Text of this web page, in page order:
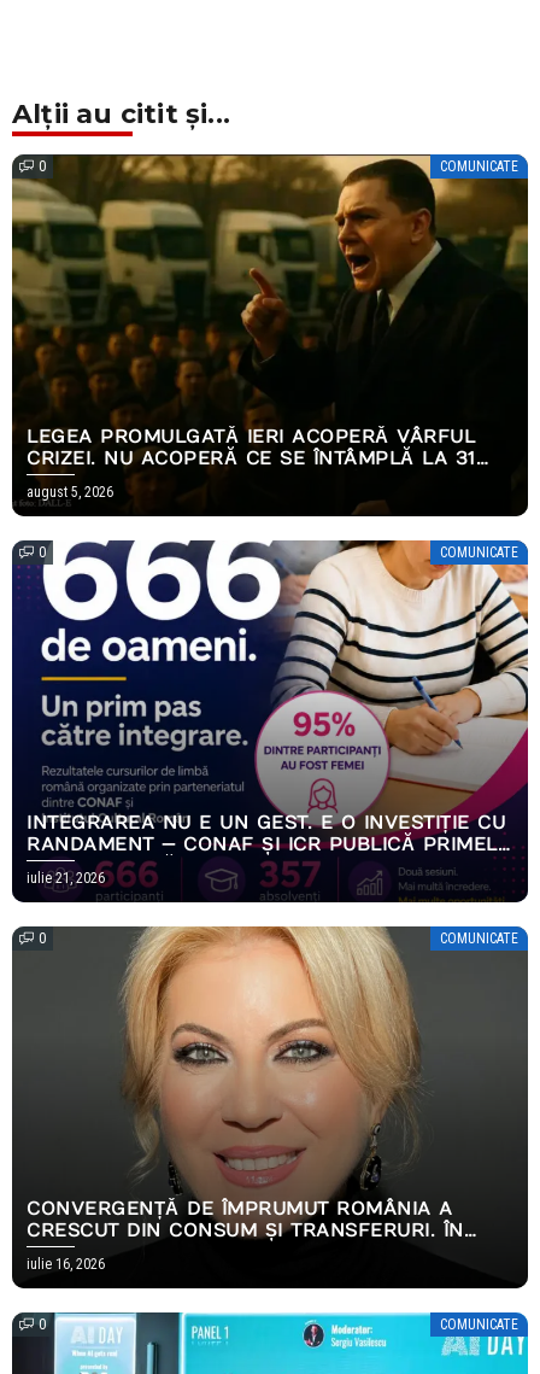
Alții au citit și...
0 COMUNICATE
LEGEA PROMULGATĂ IERI ACOPERĂ VÂRFUL
CRIZEI. NU ACOPERĂ CE SE ÎNTÂMPLĂ LA 31
DECEMBRIE.
august 5, 2026
0 COMUNICATE
INTEGRAREA NU E UN GEST. E O INVESTIȚIE CU
RANDAMENT — CONAF ȘI ICR PUBLICĂ PRIMELE
REZULTATE MĂSURABILE ALE PROGRAMULUI
EMPOWERING HOPE
iulie 21, 2026
0 COMUNICATE
CONVERGENȚĂ DE ÎMPRUMUT ROMÂNIA A
CRESCUT DIN CONSUM ȘI TRANSFERURI. ÎN
2026, AMBELE S-AU OPRIT
iulie 16, 2026
0 COMUNICATE